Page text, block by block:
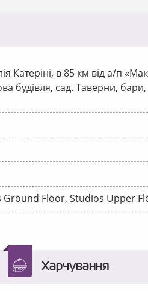
Катеріні, в 85 км від а/п
будівля, сад. Таверни,
Ground Floor, Studios Upper
Харчування